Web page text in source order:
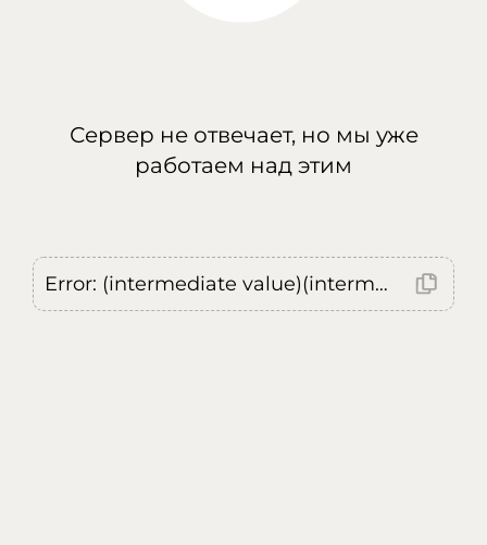
Сервер не отвечает, но мы уже
работаем над этим
Error: (intermediate value)(intermediate value)(intermediate value).replaceAll is not a function